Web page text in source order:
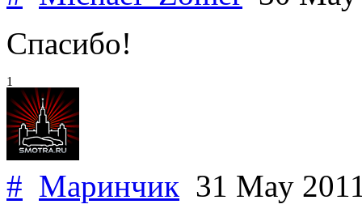
Спасибо!
1
# Маринчик 31 May